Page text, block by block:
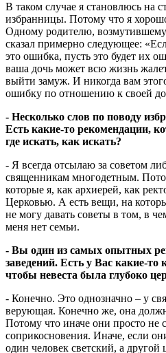
В таком случае я становлюсь на
избранницы. Потому что я
Одному родителю,
сказал примерно следующее:
это ошибка, пусть это будет их
ваша дочь может всю жизнь
выйти замуж. И никогда вам
ошибку по отношению к своей
- Несколько слов по поводу
Есть какие-то рекомендации,
где искать, как искать?
- Я всегда отсылаю за советом
священникам многодетным.
которые я, как архиерей, как
Церковью. А есть вещи, на
не могу давать советы в том, в
меня нет семьи.
- Вы один из самых опытных
заведений. Есть у Вас какие-
чтобы невеста была глубоко
- Конечно. Это однозначно – у
верующая. Конечно же, она
Потому что иначе они просто не
соприкосновения. Иначе, если
один человек светский, а другой